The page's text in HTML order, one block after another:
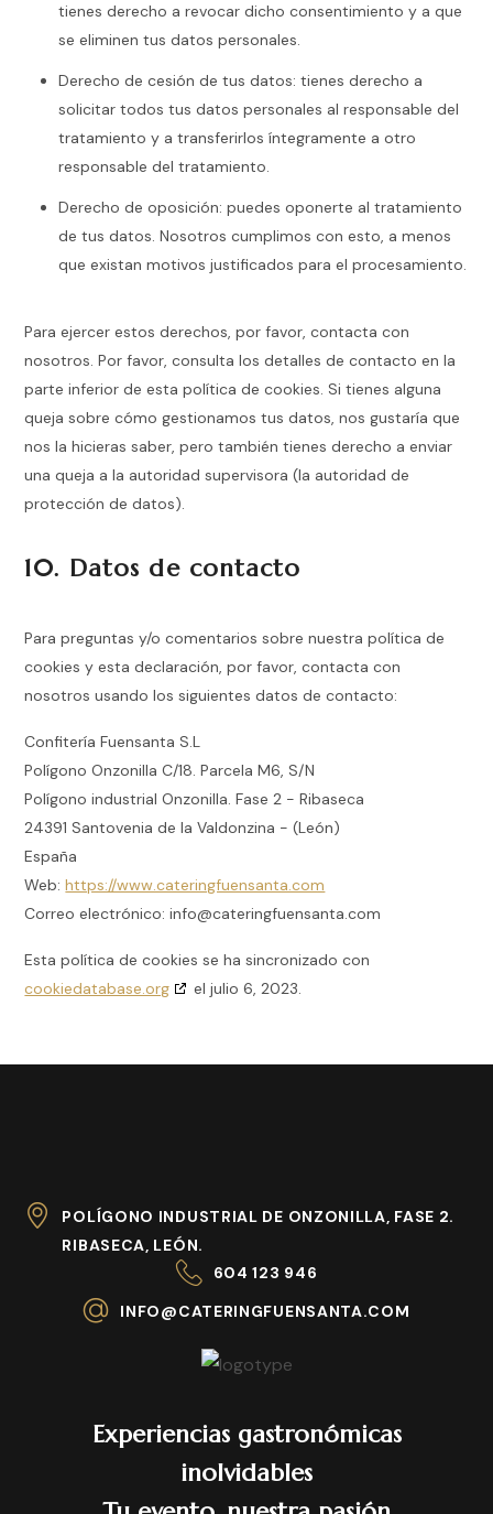
tienes derecho a revocar dicho consentimiento y a que
se eliminen tus datos personales.
Derecho de cesión de tus datos: tienes derecho a
solicitar todos tus datos personales al responsable del
tratamiento y a transferirlos íntegramente a otro
responsable del tratamiento.
Derecho de oposición: puedes oponerte al tratamiento
de tus datos. Nosotros cumplimos con esto, a menos
que existan motivos justificados para el procesamiento.
Para ejercer estos derechos, por favor, contacta con
nosotros. Por favor, consulta los detalles de contacto en la
parte inferior de esta política de cookies. Si tienes alguna
queja sobre cómo gestionamos tus datos, nos gustaría que
nos la hicieras saber, pero también tienes derecho a enviar
una queja a la autoridad supervisora (la autoridad de
protección de datos).
10. Datos de contacto
Para preguntas y/o comentarios sobre nuestra política de
cookies y esta declaración, por favor, contacta con
nosotros usando los siguientes datos de contacto:
Confitería Fuensanta S.L
Polígono Onzonilla C/18. Parcela M6, S/N
Polígono industrial Onzonilla. Fase 2 - Ribaseca
24391 Santovenia de la Valdonzina - (León)
España
Web:https://www.cateringfuensanta.com
Correo electrónico:info@cateringfuensanta.com
Esta política de cookies se ha sincronizado con
cookiedatabase.org
el julio 6, 2023.
POLÍGONO INDUSTRIAL DE ONZONILLA, FASE 2.
RIBASECA, LEÓN.
604 123 946
INFO@CATERINGFUENSANTA.COM
Experiencias gastronómicas
inolvidables